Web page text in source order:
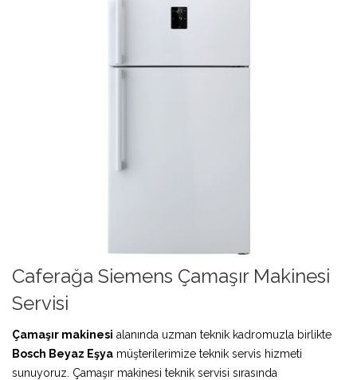
Caferağa Siemens Çamaşır Makinesi
Servisi
Çamaşır makinesi alanında uzman teknik kadromuzla birlikte
Bosch Beyaz Eşya müşterilerimize teknik servis hizmeti
sunuyoruz. Çamaşır makinesi teknik servisi sırasında